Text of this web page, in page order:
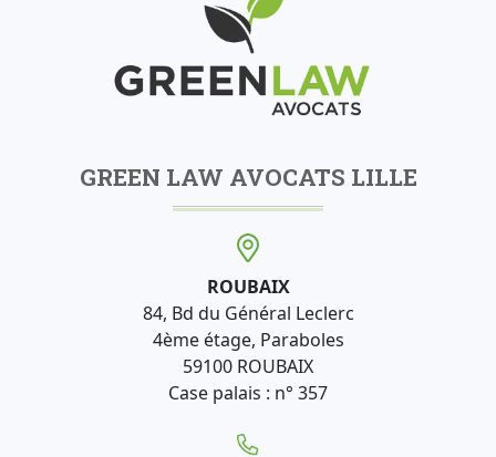
GREEN LAW AVOCATS LILLE
ROUBAIX
84, Bd du Général Leclerc
4ème étage, Paraboles
59100 ROUBAIX
Case palais : n° 357